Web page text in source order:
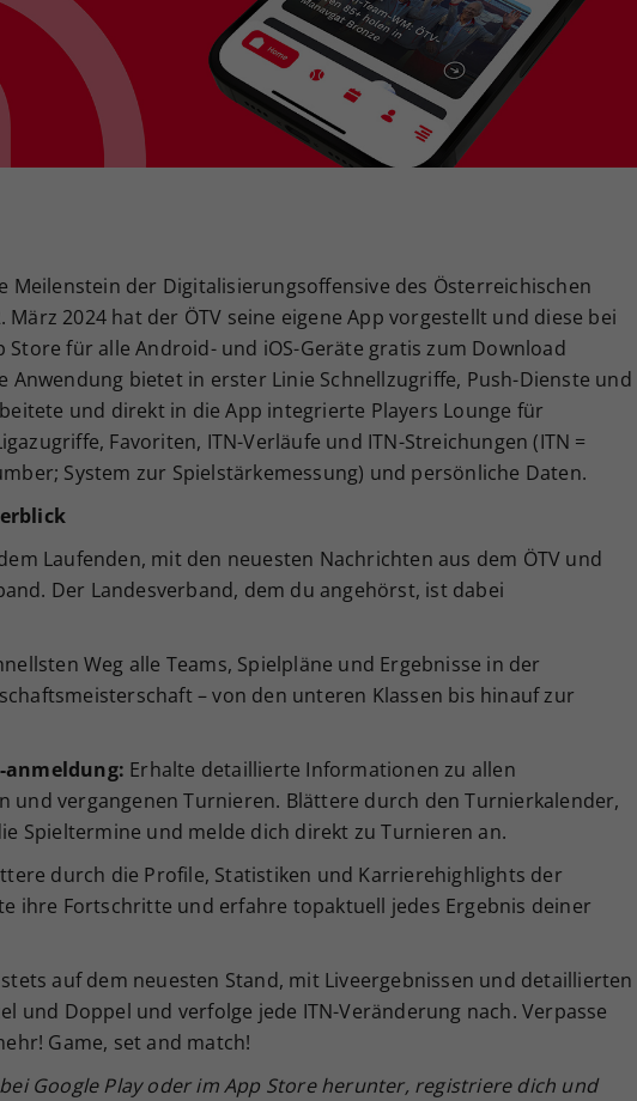
Meilenstein der Digitalisierungsoffensive des Österreichischen
März 2024 hat der ÖTV seine eigene App vorgestellt und diese bei
Store für alle Android- und iOS-Geräte gratis zum Download
Anwendung bietet in erster Linie Schnellzugriffe, Push-Dienste und
und direkt in die App integrierte Players Lounge für
Favoriten, ITN-Verläufe und ITN-Streichungen (ITN =
System zur Spielstärkemessung) und persönliche Daten.
Laufenden, mit den neuesten Nachrichten aus dem ÖTV und
Der Landesverband, dem du angehörst, ist dabei
Weg alle Teams, Spielpläne und Ergebnisse in der
– von den unteren Klassen bis hinauf zur
Erhalte detaillierte Informationen zu allen
und vergangenen Turnieren. Blättere durch den Turnierkalender,
Spieltermine und melde dich direkt zu Turnieren an.
durch die Profile, Statistiken und Karrierehighlights der
ihre Fortschritte und erfahre topaktuell jedes Ergebnis deiner
auf dem neuesten Stand, mit Liveergebnissen und detaillierten
und Doppel und verfolge jede ITN-Veränderung nach. Verpasse
Game, set and match!
Google Play oder im App Store herunter, registriere dich und
Ihrer vorgenommen Einstellungen, falls der
Webseiten-Betreiber dies eingestellt hat.